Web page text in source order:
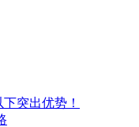
突出优势！